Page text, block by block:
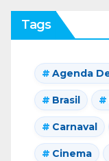
Tags
Agenda
Brasil
Carnaval
Cinema